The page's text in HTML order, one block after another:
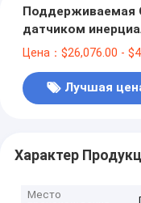
Поддерживаемая
датчиком
выходной формой
Цена：$26,076.00 -
Лучшая
Характер
Место